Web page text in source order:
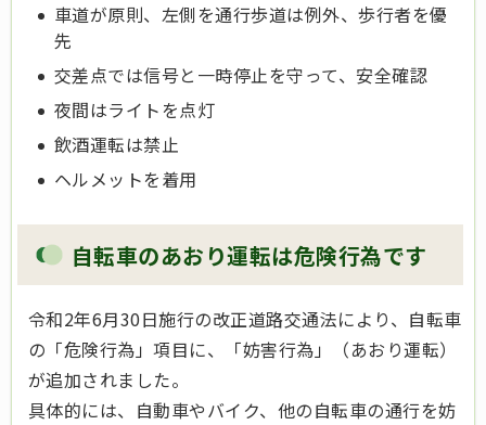
車道が原則、左側を通行歩道は例外、歩行者を優
先
交差点では信号と一時停止を守って、安全確認
夜間はライトを点灯
飲酒運転は禁止
ヘルメットを着用
自転車のあおり運転は危険行為です
令和2年6月30日施行の改正道路交通法により、自転車
の「危険行為」項目に、「妨害行為」（あおり運転）
が追加されました。
具体的には、自動車やバイク、他の自転車の通行を妨